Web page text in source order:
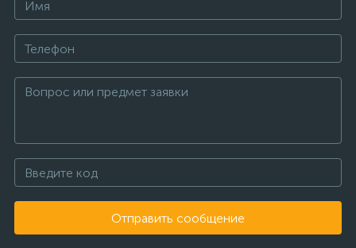
Отправить сообщение